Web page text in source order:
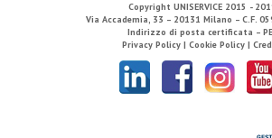
Copyright UNISERVICE 2015 -
Via Accademia, 33 – 20131 Milano – C.F.
Indirizzo di posta certificata –
Privacy Policy | Cookie Policy |